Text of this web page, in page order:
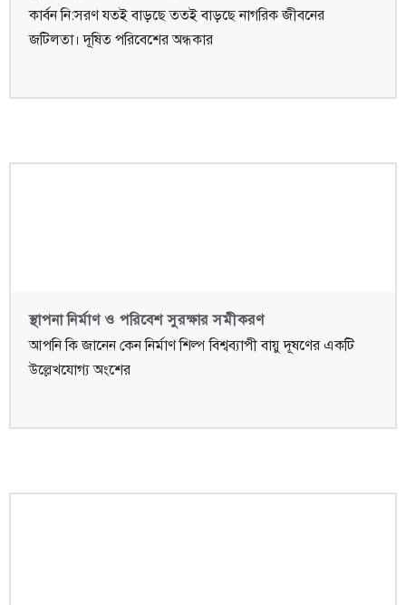
কার্বন নি:সরণ যতই বাড়ছে ততই বাড়ছে নাগরিক জীবনের
জটিলতা। দূষিত পরিবেশের অন্ধকার
স্থাপনা নির্মাণ ও পরিবেশ সুরক্ষার সমীকরণ
আপনি কি জানেন কেন নির্মাণ শিল্প বিশ্বব্যাপী বায়ু দূষণের একটি
উল্লেখযোগ্য অংশের